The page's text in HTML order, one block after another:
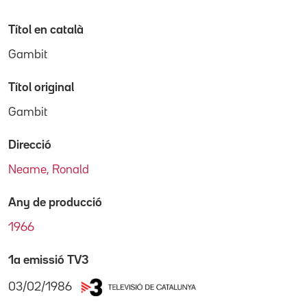
Títol en català
Gambit
Títol original
Gambit
Direcció
Neame, Ronald
Any de producció
1966
1a emissió TV3
03/02/1986